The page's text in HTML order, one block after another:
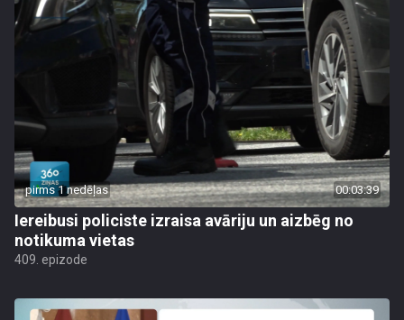
pirms 1 nedēļas 00:03:39
Iereibusi policiste izraisa avāriju un aizbēg no
notikuma vietas
409. epizode